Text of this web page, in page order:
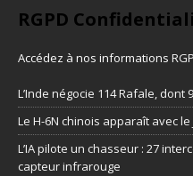
RGPD
Accédez à nos informations
L’Inde négocie 114 Rafale,
Le H-6N chinois apparaît avec le
L’IA pilote un chasseur : 27
capteur infrarouge